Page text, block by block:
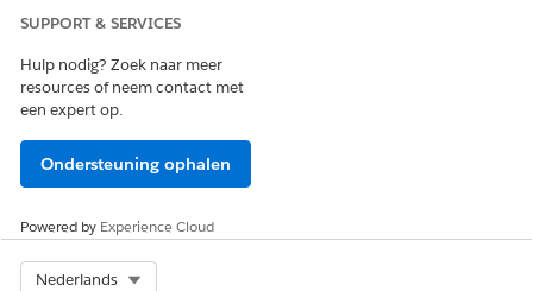
SUPPORT & SERVICES
Hulp nodig? Zoek naar meer
resources of neem contact met
een expert op.
Ondersteuning ophalen
Powered by Experience Cloud
Nederlands